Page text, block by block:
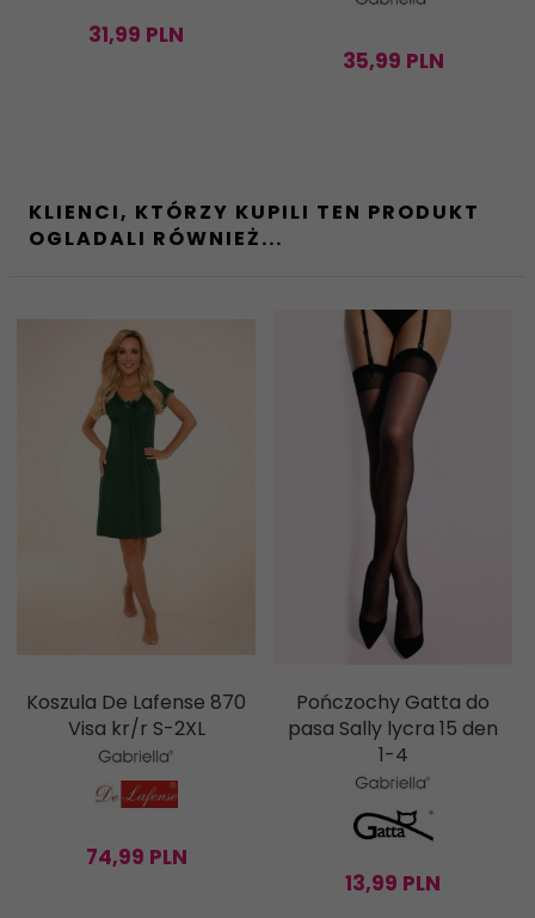
31,99 PLN
35,99 PLN
KLIENCI, KTÓRZY KUPILI TEN PRODUKT
OGLADALI RÓWNIEŻ...
Koszula De Lafense 870
Visa kr/r S-2XL
74,99 PLN
Pończochy Gatta do
pasa Sally lycra 15 den
1-4
13,99 PLN